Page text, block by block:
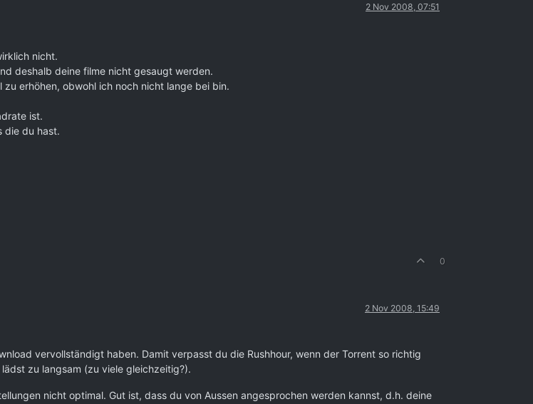
2 Nov 2008, 07:51
nicht.
deshalb deine filme nicht gesaugt werden.
erhöhen, obwohl ich noch nicht lange bei bin.
ist.
die du hast.
0
2 Nov 2008, 15:49
vervollständigt haben. Damit verpasst du die Rushhour, wenn der Torrent so richtig
zu langsam (zu viele gleichzeitig?).
nicht optimal. Gut ist, dass du von Aussen angesprochen werden kannst, d.h. deine